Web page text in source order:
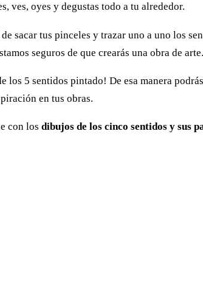
ves, oyes y degustas todo a tu alrededor.
sacar tus pinceles y trazar uno a uno los
seguros de que crearás una obra de arte.
5 sentidos pintado! De esa manera
en tus obras.
con los dibujos de los cinco sentidos y sus